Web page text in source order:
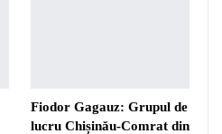
Fiodor Gagauz: Grupul de
lucru Chișinău-Comrat din